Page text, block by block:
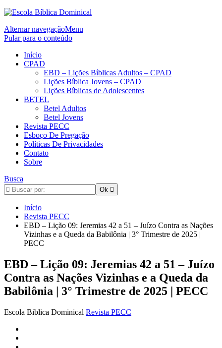
Alternar navegaçãoMenu
Pular para o conteúdo
Início
CPAD
EBD – Lições Bíblicas Adultos – CPAD
Lições Bíblica Jovens – CPAD
Lições Bíblicas de Adolescentes
BETEL
Betel Adultos
Betel Jovens
Revista PECC
Esboço De Pregação
Políticas De Privacidades
Contato
Sobre
Busca
Início
Revista PECC
EBD – Lição 09: Jeremias 42 a 51 – Juízo Contra as Nações
Vizinhas e a Queda da Babilônia | 3° Trimestre de 2025 |
PECC
EBD – Lição 09: Jeremias 42 a 51 – Juízo
Contra as Nações Vizinhas e a Queda da
Babilônia | 3° Trimestre de 2025 | PECC
Escola Biblica Dominical Revista PECC